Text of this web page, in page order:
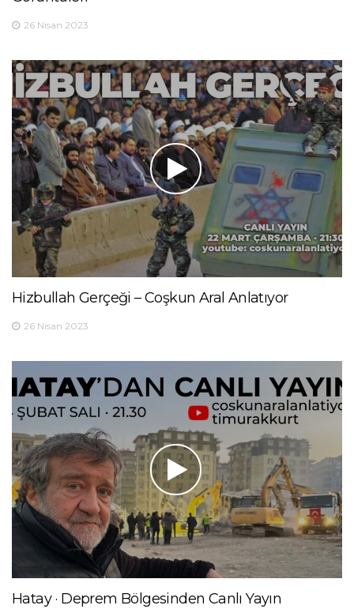
26 Nisan 2023
Hizbullah Gerçeği – Coşkun Aral Anlatıyor
26 Nisan 2023
Hatay · Deprem Bölgesinden Canlı Yayın